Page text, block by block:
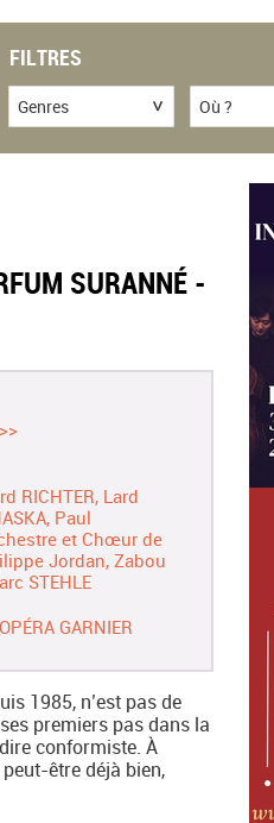
FILTRES
Genres Où ?
SURANNÉ -
RICHTER Lard
Paul
et Chœur de
Jordan Zabou
STEHLE
GARNIER
1985, n’est pas de
premiers pas dans la
conformiste. À
être déjà bien,